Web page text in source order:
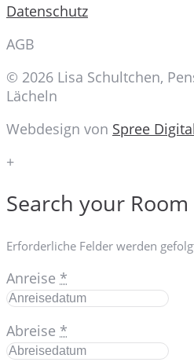
Datenschutz
AGB
© 2026 Lisa Schultchen,
Lächeln
Webdesign von Spree Digital
+
Search your Room
Erforderliche Felder werden
Anreise *
Abreise *